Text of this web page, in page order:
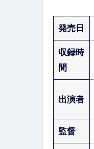
発売日
収録時
間
出演者
監督